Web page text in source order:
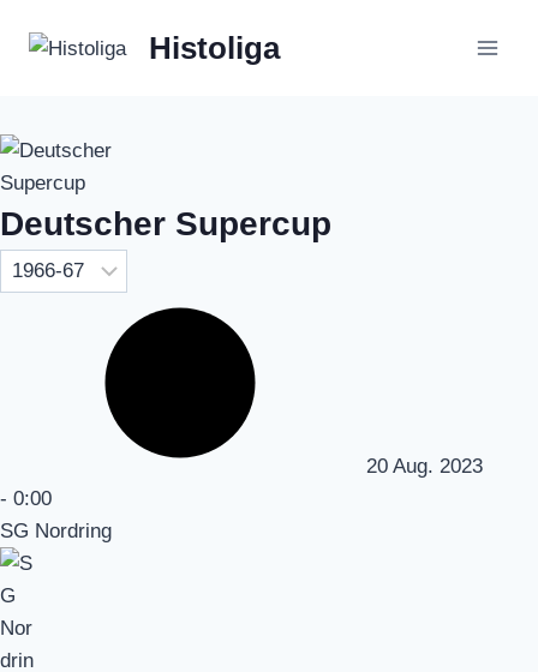
Inhalt
Histoliga
Deutscher Supercup
20 Aug. 2023
- 0:00
SG Nordring